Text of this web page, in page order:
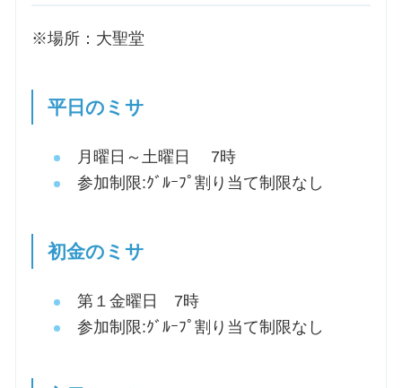
※場所：大聖堂
平日のミサ
月曜日～土曜日 7時
参加制限:ｸﾞﾙｰﾌﾟ割り当て制限なし
初金のミサ
第１金曜日 7時
参加制限:ｸﾞﾙｰﾌﾟ割り当て制限なし